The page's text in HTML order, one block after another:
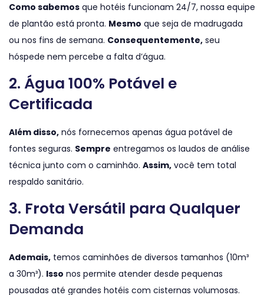
Como sabemos que hotéis funcionam 24/7, nossa equipe
de plantão está pronta. Mesmo que seja de madrugada
ou nos fins de semana. Consequentemente, seu
hóspede nem percebe a falta d’água.
2. Água 100% Potável e
Certificada
Além disso, nós fornecemos apenas água potável de
fontes seguras. Sempre entregamos os laudos de análise
técnica junto com o caminhão. Assim, você tem total
respaldo sanitário.
3. Frota Versátil para Qualquer
Demanda
Ademais, temos caminhões de diversos tamanhos (10m³
a 30m³). Isso nos permite atender desde pequenas
pousadas até grandes hotéis com cisternas volumosas.